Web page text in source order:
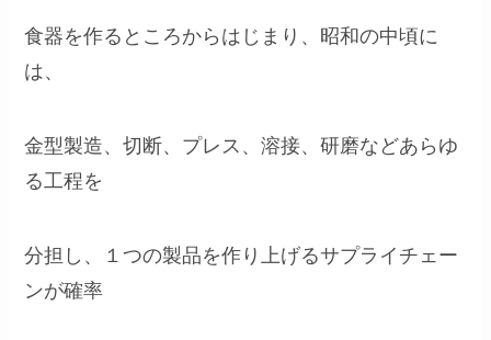
食器を作るところからはじまり、昭和の中頃に
は、
金型製造、切断、プレス、溶接、研磨などあらゆ
る工程を
分担し、１つの製品を作り上げるサプライチェー
ンが確率